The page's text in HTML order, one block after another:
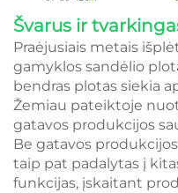
Švarus ir
Praėjusiais metais
gamyklos sandėlio
bendras plotas siekia
Žemiau pateiktoje
gatavos produkcijos
Be gatavos
taip pat padalytas į
funkcijas, įskaitant